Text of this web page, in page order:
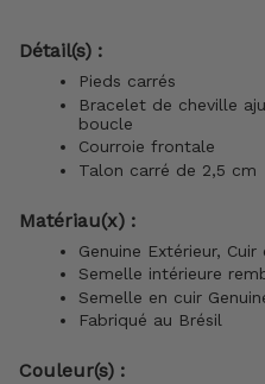
Détail(s) :
Pieds carrés
Bracelet de cheville
boucle
Courroie frontale
Talon carré de 2,5 cm
Matériau(x) :
Genuine Extérieur,
Semelle intérieure
Semelle en cuir
Fabriqué au Brésil
Couleur(s) :